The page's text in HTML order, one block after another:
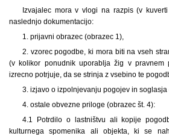
Izvajalec mora v vlogi na razpis (v
naslednjo dokumentacijo:
1. prijavni obrazec (obrazec 1),
2. vzorec pogodbe, ki mora biti na vseh
(v kolikor ponudnik uporablja žig v pravnem
izrecno potrjuje, da se strinja z vsebino te
3. izjavo o izpolnjevanju pogojev in soglasja
4. ostale obvezne priloge (obrazec št. 4):
4.1 Potrdilo o lastništvu ali kopije
kulturnega spomenika ali objekta, ki se